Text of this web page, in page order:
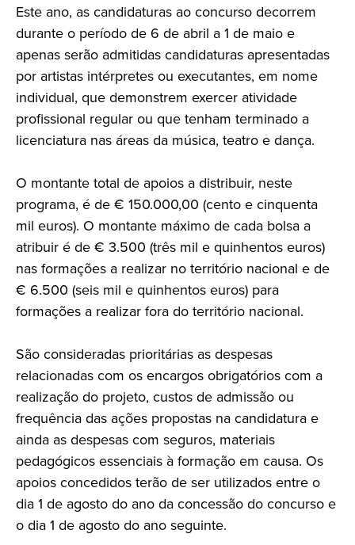
Este ano, as candidaturas ao concurso decorrem
durante o período de 6 de abril a 1 de maio e
apenas serão admitidas candidaturas apresentadas
por artistas intérpretes ou executantes, em nome
individual, que demonstrem exercer atividade
profissional regular ou que tenham terminado a
licenciatura nas áreas da música, teatro e dança.
O montante total de apoios a distribuir, neste
programa, é de € 150.000,00 (cento e cinquenta
mil euros). O montante máximo de cada bolsa a
atribuir é de € 3.500 (três mil e quinhentos euros)
nas formações a realizar no território nacional e de
€ 6.500 (seis mil e quinhentos euros) para
formações a realizar fora do território nacional.
São consideradas prioritárias as despesas
relacionadas com os encargos obrigatórios com a
realização do projeto, custos de admissão ou
frequência das ações propostas na candidatura e
ainda as despesas com seguros, materiais
pedagógicos essenciais à formação em causa. Os
apoios concedidos terão de ser utilizados entre o
dia 1 de agosto do ano da concessão do concurso e
o dia 1 de agosto do ano seguinte.